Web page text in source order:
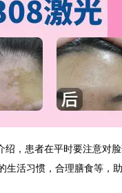
，患者在平时要注意对脸
活习惯，合理膳食等，助